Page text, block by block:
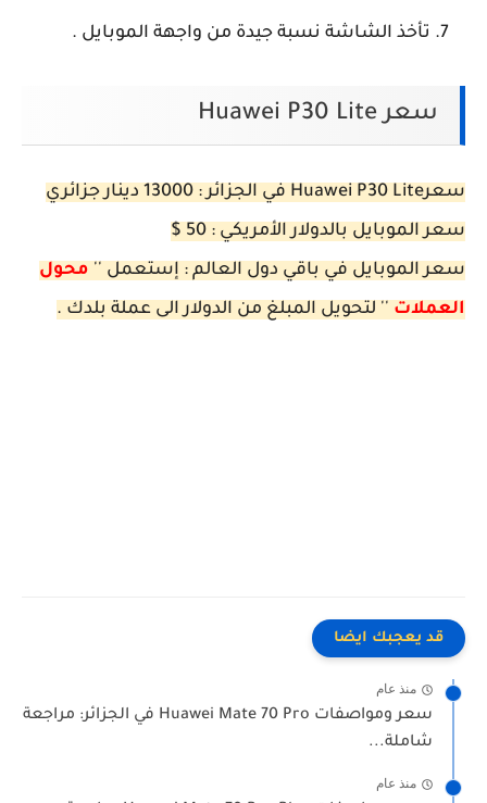
تأخذ الشاشة نسبة جيدة من واجهة الموبايل .
سعر Huawei P30 Lite
سعرHuawei P30 Lite في الجزائر : 13000 دينار جزائري
سعر الموبايل بالدولار الأمريكي : 50 $
سعر الموبايل في باقي دول العالم : إستعمل '' محول
العملات '' لتحويل المبلغ من الدولار الى عملة بلدك .
قد يعجبك ايضا
منذ عام
سعر ومواصفات Huawei Mate 70 Pro في الجزائر: مراجعة
شاملة...
منذ عام